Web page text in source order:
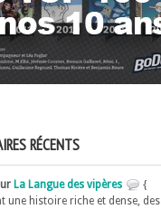
RÉCENTS
La Langue des vipères
{
une histoire riche et dense, des